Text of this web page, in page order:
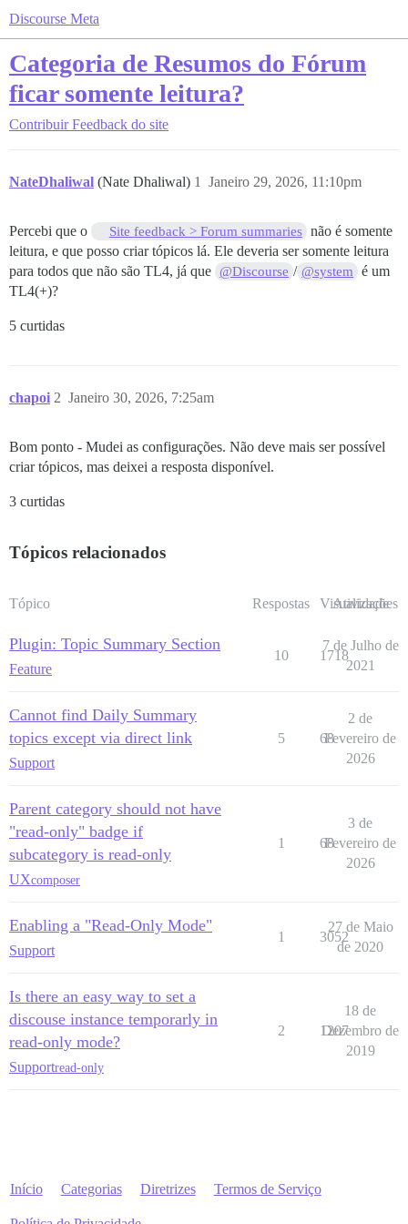
Discourse Meta
Categoria de Resumos do Fórum
ficar somente leitura?
Contribuir Feedback do site
NateDhaliwal (Nate Dhaliwal) Janeiro 29, 2026, 11:10pm
1
Percebi que o Site feedback > Forum summaries não é somente
leitura, e que posso criar tópicos lá. Ele deveria ser somente leitura
para todos que não são TL4, já que @Discourse / @system
é um
TL4(+)?
5 curtidas
chapoi Janeiro 30, 2026, 7:25am
2
Bom ponto - Mudei as configurações. Não deve mais ser possível
criar tópicos, mas deixei a resposta disponível.
3 curtidas
Tópicos relacionados
Tópico Respostas Visualizações
Atividade
Plugin: Topic Summary Section
Feature
10 1718
7 de Julho de
2021
Cannot find Daily Summary
topics except via direct link
Support
5 68
2 de
Fevereiro de
2026
Parent category should not have
"read-only" badge if
subcategory is read-only
UXcomposer
1 68
3 de
Fevereiro de
2026
Enabling a "Read-Only Mode"
Support
1 3052
27 de Maio
de 2020
Is there an easy way to set a
discouse instance temporarly in
read-only mode?
Supportread-only
2 1207
18 de
Dezembro de
2019
Início Categorias Diretrizes Termos de Serviço